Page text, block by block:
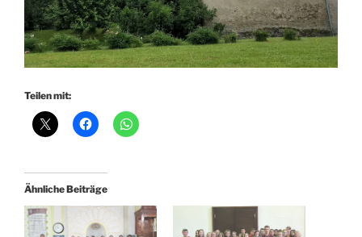
Teilen mit:
Ähnliche Beiträge